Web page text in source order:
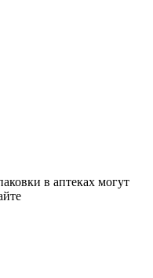
в аптеках могут